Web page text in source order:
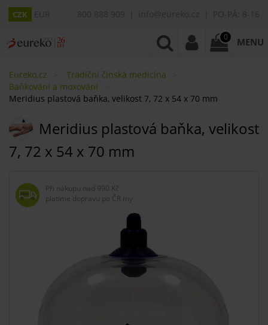
CZK
0 MENU
Eureko.cz
Tradiční čínská medicína
Baňkování a moxování
Meridius plastová baňka, velikost 7, 72 x 54 x 70 mm
Meridius plastová baňka, velikost
7, 72 x 54 x 70 mm
Při nákupu nad 990 Kč
platíme dopravu po ČR my